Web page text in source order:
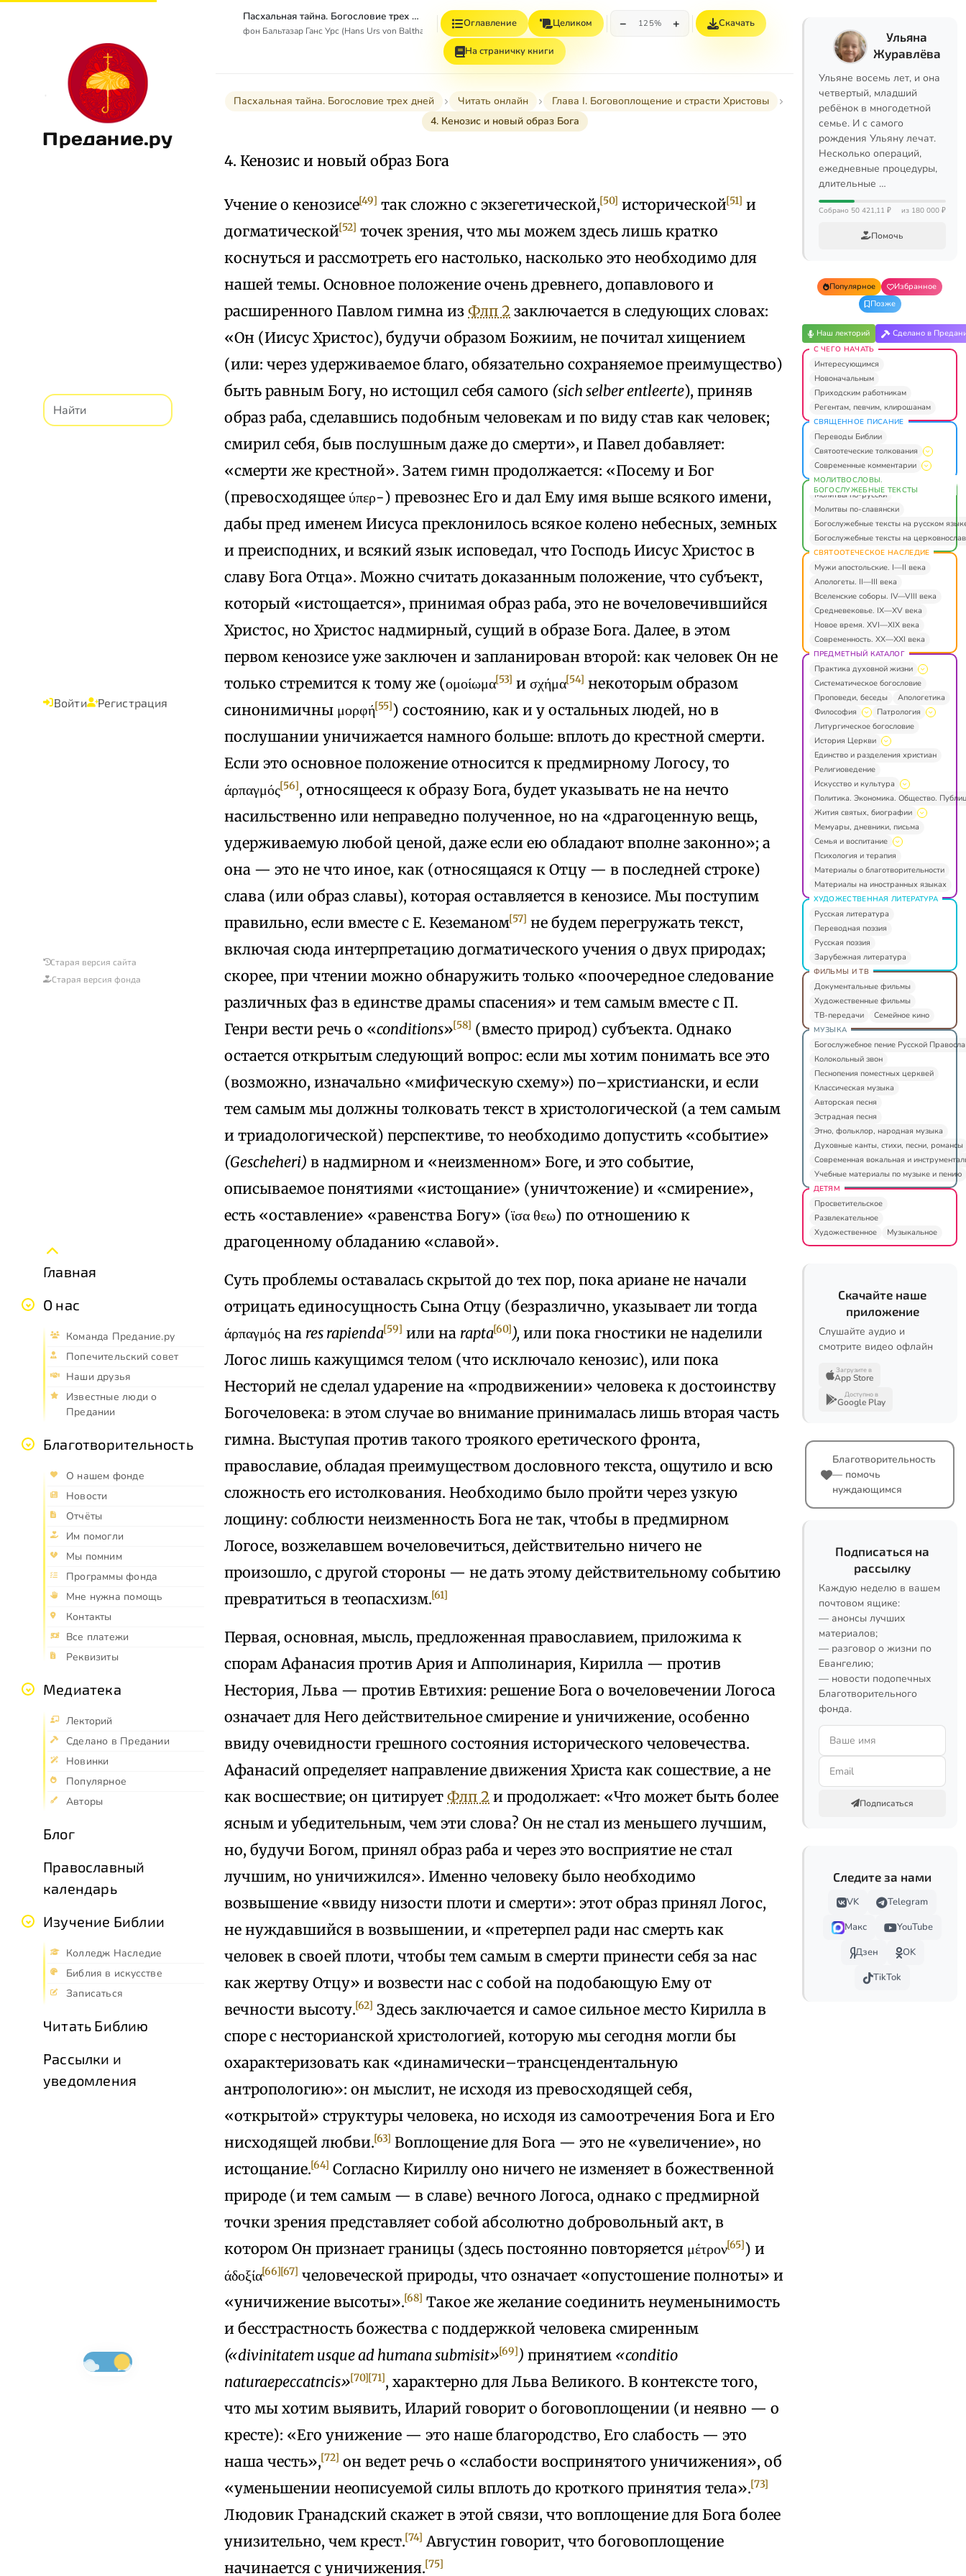
Предание.ру
Войти Регистрация
Старая версия сайта
Старая версия фонда
Главная
О нас
Команда Предание.ру
Попечительский совет
Наши друзья
Известные люди о
Предании
Благотворительность
О нашем фонде
Новости
Отчёты
Им помогли
Мы помним
Программы фонда
Мне нужна помощь
Контакты
Все платежи
Реквизиты
Медиатека
Лекторий
Сделано в Предании
Новинки
Популярное
Авторы
Блог
Православный
календарь
Изучение Библии
Колледж Наследие
Библия в искусстве
Записаться
Читать Библию
Рассылки и
уведомления
Пасхальная тайна. Богословие трех дней
фон Бальтазар Ганс Урс (Hans Urs von Balthasar)
Оглавление Целиком − 125% + Скачать
На страничку книги
Пасхальная тайна. Богословие трех дней Читать онлайн
Глава I. Боговоплощение и страсти Христовы
4. Кенозис и новый образ Бога
4. Кенозис и новый образ Бога
Учение о кенозисе[49] так сложно с экзегетической,[50] исторической[51] и
догматической[52] точек зрения, что мы можем здесь лишь кратко
коснуться и рассмотреть его настолько, насколько это необходимо для
нашей темы. Основное положение очень древнего, допавлового и
расширенного Павлом гимна из Флп 2 заключается в следующих словах:
«Он (Иисус Христос), будучи образом Божиим, не почитал хищением
(или: через удерживаемое благо, обязательно сохраняемое преимущество)
быть равным Богу, но истощил себя самого (sich selber entleerte), приняв
образ раба, сделавшись подобным человекам и по виду став как человек;
смирил себя, быв послушным даже до смерти», и Павел добавляет:
«смерти же крестной». Затем гимн продолжается: «Посему и Бог
(превосходящее ύπερ-) превознес Его и дал Ему имя выше всякого имени,
дабы пред именем Иисуса преклонилось всякое колено небесных, земных
и преисподних, и всякий язык исповедал, что Господь Иисус Христос в
славу Бога Отца». Можно считать доказанным положение, что субъект,
который «истощается», принимая образ раба, это не вочеловечившийся
Христос, но Христос надмирный, сущий в образе Бога. Далее, в этом
первом кенозисе уже заключен и запланирован второй: как человек Он не
только стремится к тому же (ομοίωμα[53] и σχήμα[54] некоторым образом
синонимичны μορφή[55]) состоянию, как и у остальных людей, но в
послушании уничижается намного больше: вплоть до крестной смерти.
Если это основное положение относится к предмирному Логосу, то
άρπαγμός[56], относящееся к образу Бога, будет указывать не на нечто
насильственно или неправедно полученное, но на «драгоценную вещь,
удерживаемую любой ценой, даже если ею обладают вполне законно»; а
она — это не что иное, как (относящаяся к Отцу — в последней строке)
слава (или образ славы), которая оставляется в кенозисе. Мы поступим
правильно, если вместе с Е. Кеземаном[57] не будем перегружать текст,
включая сюда интерпретацию догматического учения о двух природах;
скорее, при чтении можно обнаружить только «поочередное следование
различных фаз в единстве драмы спасения» и тем самым вместе с П.
Генри вести речь о «conditions»[58] (вместо природ) субъекта. Однако
остается открытым следующий вопрос: если мы хотим понимать все это
(возможно, изначально «мифическую схему») по–христиански, и если
тем самым мы должны толковать текст в христологической (а тем самым
и триадологической) перспективе, то необходимо допустить «событие»
(Gescheheri) в надмирном и «неизменном» Боге, и это событие,
описываемое понятиями «истощание» (уничтожение) и «смирение»,
есть «оставление» «равенства Богу» (ϊσα θεω) по отношению к
драгоценному обладанию «славой».
Суть проблемы оставалась скрытой до тех пор, пока ариане не начали
отрицать единосущность Сына Отцу (безразлично, указывает ли тогда
άρπαγμός на res rapienda[59] или на rapta[60]), или пока гностики не наделили
Логос лишь кажущимся телом (что исключало кенозис), или пока
Несторий не сделал ударение на «продвижении» человека к достоинству
Богочеловека: в этом случае во внимание принималась лишь вторая часть
гимна. Выступая против такого троякого еретического фронта,
православие, обладая преимуществом дословного текста, ощутило и всю
сложность его истолкования. Необходимо было пройти через узкую
лощину: соблюсти неизменность Бога не так, чтобы в предмирном
Логосе, возжелавшем вочеловечиться, действительно ничего не
произошло, с другой стороны — не дать этому действительному событию
превратиться в теопасхизм.[61]
Первая, основная, мысль, предложенная православием, приложима к
спорам Афанасия против Ария и Апполинария, Кирилла — против
Нестория, Льва — против Евтихия: решение Бога о вочеловечении Логоса
означает для Него действительное смирение и уничижение, особенно
ввиду очевидности грешного состояния исторического человечества.
Афанасий определяет направление движения Христа как сошествие, а не
как восшествие; он цитирует Флп 2 и продолжает: «Что может быть более
ясным и убедительным, чем эти слова? Он не стал из меньшего лучшим,
но, будучи Богом, принял образ раба и через это восприятие не стал
лучшим, но уничижился». Именно человеку было необходимо
возвышение «ввиду низости плоти и смерти»: этот образ принял Логос,
не нуждавшийся в возвышении, и «претерпел ради нас смерть как
человек в своей плоти, чтобы тем самым в смерти принести себя за нас
как жертву Отцу» и возвести нас с собой на подобающую Ему от
вечности высоту.[62] Здесь заключается и самое сильное место Кирилла в
споре с несторианской христологией, которую мы сегодня могли бы
охарактеризовать как «динамически–трансцендентальную
антропологию»: он мыслит, не исходя из превосходящей себя,
«открытой» структуры человека, но исходя из самоотречения Бога и Его
нисходящей любви.[63] Воплощение для Бога — это не «увеличение», но
истощание.[64] Согласно Кириллу оно ничего не изменяет в божественной
природе (и тем самым — в славе) вечного Логоса, однако с предмирной
точки зрения представляет собой абсолютно добровольный акт, в
котором Он признает границы (здесь постоянно повторяется μέτρον[65]) и
άδοξία[66][67] человеческой природы, что означает «опустошение полноты» и
«уничижение высоты».[68] Такое же желание соединить неуменынимость
и бесстрастность божества с поддержкой человека смиренным
(«divinitatem usque ad humana submisit»[69]) принятием «conditio
naturaepeccatncis»[70][71], характерно для Льва Великого. В контексте того,
что мы хотим выявить, Иларий говорит о боговоплощении (и неявно — о
кресте): «Его унижение — это наше благородство, Его слабость — это
наша честь»,[72] он ведет речь о «слабости воспринятого уничижения», об
«уменьшении неописуемой силы вплоть до кроткого принятия тела».[73]
Людовик Гранадский скажет в этой связи, что воплощение для Бога более
унизительно, чем крест.[74] Августин говорит, что боговоплощение
начинается с уничижения.[75]
Ульяна
Журавлёва
Ульяне восемь лет, и она
четвертый, младший
ребёнок в многодетной
семье. И с самого
рождения Ульяну лечат.
Несколько операций,
ежедневные процедуры,
длительные …
Собрано 50 421,11 ₽ из 180 000 ₽
Помочь
Популярное
Избранное
Позже
Наш лекторий Сделано в
С ЧЕГО НАЧАТЬ
Интересующимся
Новоначальным
Приходским работникам
Регентам, певчим, клирошанам
СВЯЩЕННОЕ ПИСАНИЕ
Переводы Библии
Святоотеческие толкования
Современные комментарии
МОЛИТВОСЛОВЫ.
БОГОСЛУЖЕБНЫЕ ТЕКСТЫ
Молитвы по-русски
Молитвы по-славянски
Богослужебные тексты на русском
Богослужебные тексты на
СВЯТООТЕЧЕСКОЕ НАСЛЕДИЕ
Мужи апостольские. I—II века
Апологеты. II—III века
Вселенские соборы. IV—VIII века
Средневековье. IX—XV века
Новое время. XVI—XIX века
Современность. XX—XXI века
ПРЕДМЕТНЫЙ КАТАЛОГ
Практика духовной жизни
Систематическое богословие
Проповеди, беседы
Апологетика
Философия
Патрология
Литургическое богословие
История Церкви
Единство и разделения христиан
Религиоведение
Искусство и культура
Политика. Экономика. Общество.
Жития святых, биографии
Мемуары, дневники, письма
Семья и воспитание
Психология и терапия
Материалы о благотворительности
Материалы на иностранных языках
ХУДОЖЕСТВЕННАЯ ЛИТЕРАТУРА
Русская литература
Переводная поэзия
Русская поэзия
Зарубежная литература
ФИЛЬМЫ И ТВ
Документальные фильмы
Художественные фильмы
ТВ-передачи
Семейное кино
МУЗЫКА
Богослужебное пение Русской
Колокольный звон
Песнопения поместных церквей
Классическая музыка
Авторская песня
Эстрадная песня
Этно, фольклор, народная музыка
Духовные канты, стихи, песни, романсы
Современная вокальная и
Учебные материалы по музыке и пению
ДЕТЯМ
Просветительское
Развлекательное
Художественное
Музыкальное
Скачайте наше
приложение
Слушайте аудио и
смотрите видео офлайн
Загрузите в
App Store
Доступно в
Google Play
Благотворительность
— помочь
нуждающимся
Подписаться на
рассылку
Каждую неделю в вашем
почтовом ящике:
— анонсы лучших
материалов;
— разговор о жизни по
Евангелию;
— новости подопечных
Благотворительного
фонда.
Подписаться
Следите за нами
VK
Telegram
Макс
YouTube
Дзен
OK
TikTok